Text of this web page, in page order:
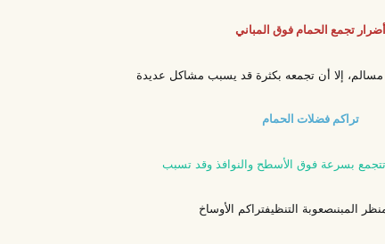
أضرار تجمع الحمام فوق المباني
إلا أن تجمعه بكثرة قد يسبب مشاكل عديدة
تراكم فضلات الحمام
بسرعة فوق الأسطح والنوافذ وقد تسبب
المبنىصعوبة التنظيفتراكم الأوساخ